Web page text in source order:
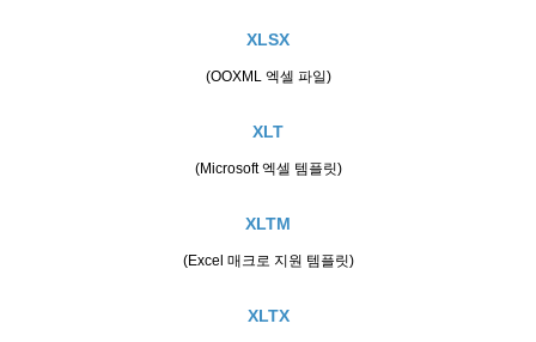
XLSX
(OOXML 엑셀 파일)
XLT
(Microsoft 엑셀 템플릿)
XLTM
(Excel 매크로 지원 템플릿)
XLTX